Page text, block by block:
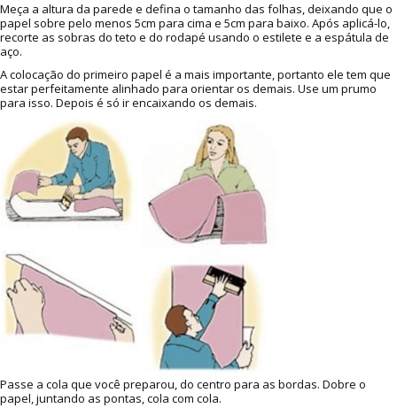
Meça a altura da parede e defina o tamanho das folhas, deixando que o
papel sobre pelo menos 5cm para cima e 5cm para baixo. Após aplicá-lo,
recorte as sobras do teto e do rodapé usando o estilete e a espátula de
aço.
A colocação do primeiro papel é a mais importante, portanto ele tem que
estar perfeitamente alinhado para orientar os demais. Use um prumo
para isso. Depois é só ir encaixando os demais.
Passe a cola que você preparou, do centro para as bordas. Dobre o
papel, juntando as pontas, cola com cola.